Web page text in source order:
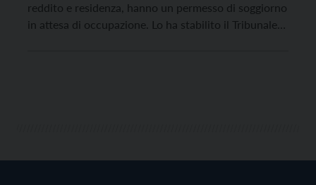
reddito e residenza, hanno un permesso di soggiorno
in attesa di occupazione. Lo ha stabilito il Tribunale